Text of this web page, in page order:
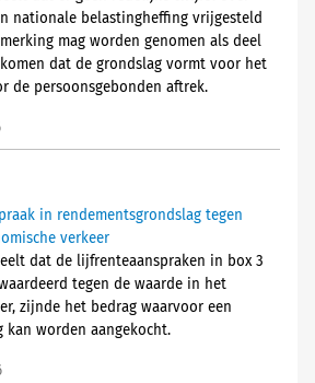
nationale belastingheffing vrijgesteld
mag worden genomen als deel
dat de grondslag vormt voor het
de persoonsgebonden aftrek.
in rendementsgrondslag tegen
verkeer
dat de lijfrenteaanspraken in box 3
tegen de waarde in het
zijnde het bedrag waarvoor een
worden aangekocht.